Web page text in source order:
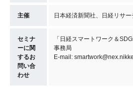
主催 日本経済新聞社、日経リサー
セミナ
ーに関
するお
問い合
わせ
「日経スマートワーク＆
事務局
E-mail: